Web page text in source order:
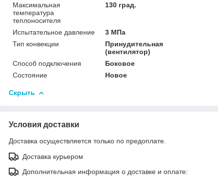
Максимальная
температура
теплоносителя
130 град.
Испытательное давление
3 МПа
Тип конвекции
Принудительная
(вентилятор)
Способ подключения
Боковое
Состояние
Новое
Скрыть
Условия доставки
Доставка осуществляется только по предоплате.
Доставка курьером
Дополнительная информация о доставке и оплате: